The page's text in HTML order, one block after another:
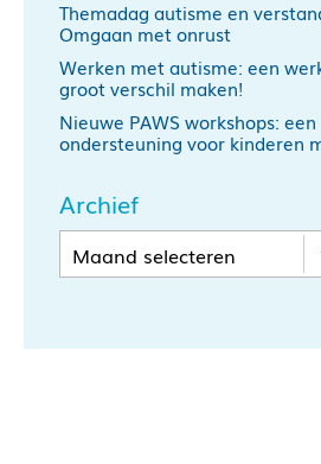
Themadag autisme en
Omgaan met onrust
Werken met autisme: een
groot verschil maken!
Nieuwe PAWS workshops:
ondersteuning voor kinderen
Archief